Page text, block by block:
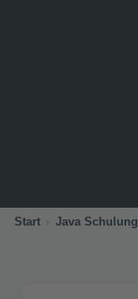
Start Java Schulung